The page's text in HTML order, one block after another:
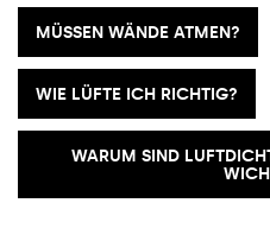
MÜSSEN WÄNDE ATMEN?
WIE LÜFTE ICH RICHTIG?
WARUM SIND